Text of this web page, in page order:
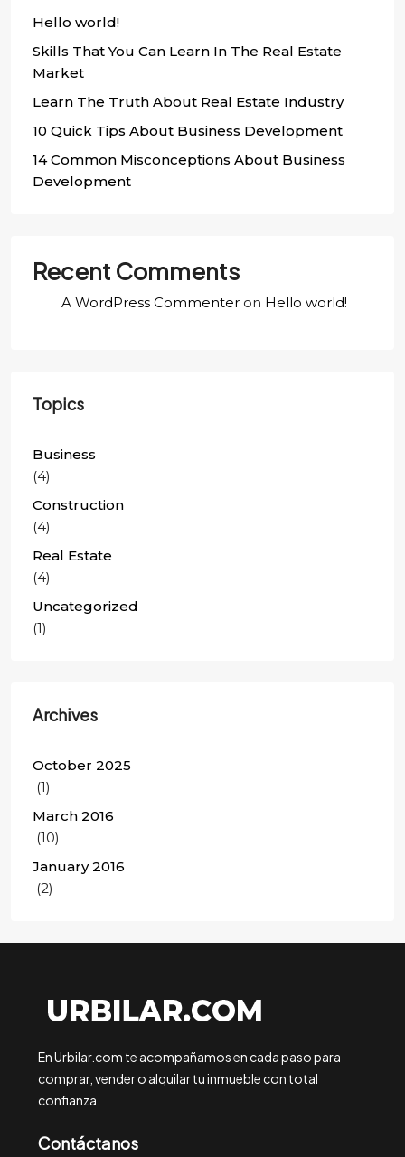
Hello world!
Skills That You Can Learn In The Real Estate
Market
Learn The Truth About Real Estate Industry
10 Quick Tips About Business Development
14 Common Misconceptions About Business
Development
Recent Comments
A WordPress Commenter on Hello world!
Topics
Business
(4)
Construction
(4)
Real Estate
(4)
Uncategorized
(1)
Archives
October 2025
(1)
March 2016
(10)
January 2016
(2)
En Urbilar.com te acompañamos en cada paso para
comprar, vender o alquilar tu inmueble con total
confianza.
Contáctanos